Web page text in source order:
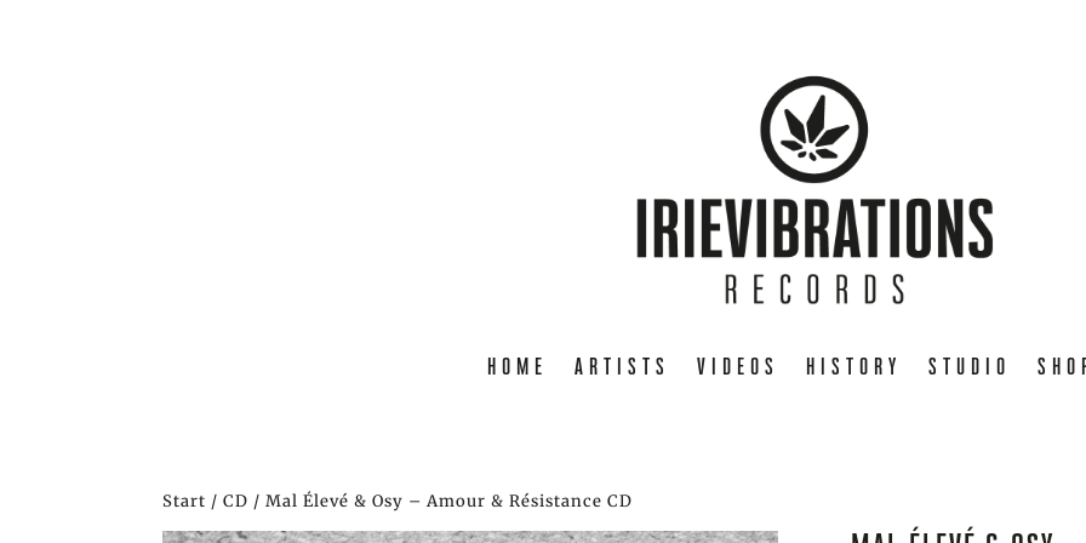
HOME ARTISTS VIDEOS HISTORY STUDIO
Start /CD / Mal Élevé & Osy – Amour & Résistance CD